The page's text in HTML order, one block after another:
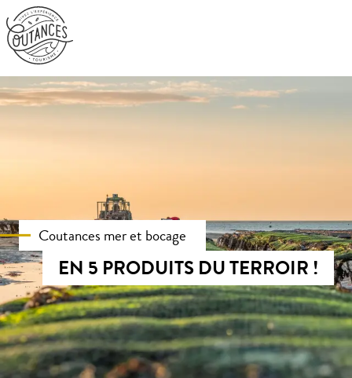
Aller
au
contenu
principal
Coutances mer et bocage
EN 5 PRODUITS DU TERROIR !